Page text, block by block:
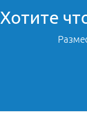
Хотите